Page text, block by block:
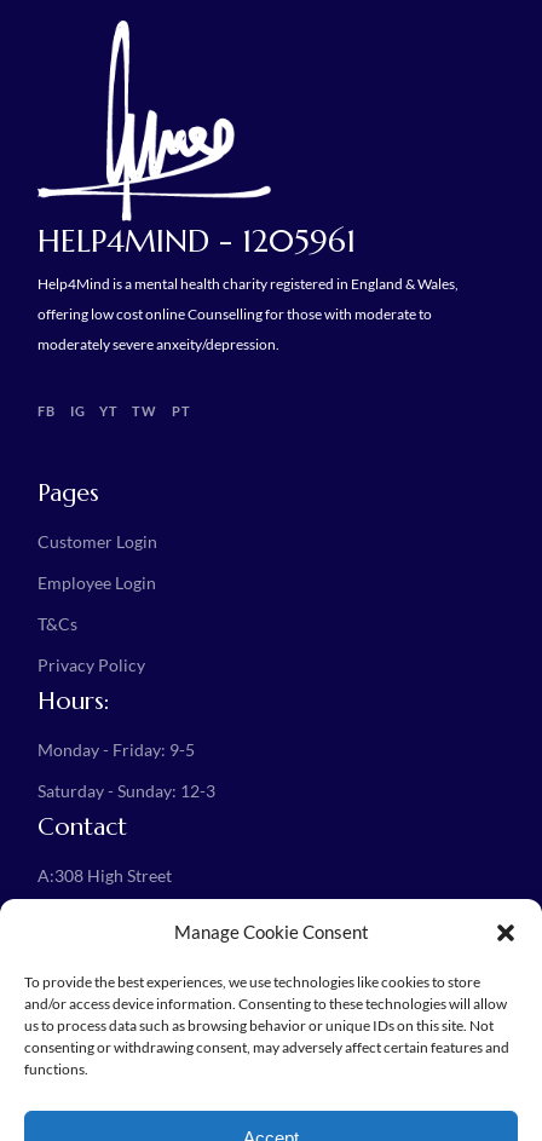
Manage Cookie Consent
To provide the best experiences, we use technologies like cookies to store
and/or access device information. Consenting to these technologies will allow
us to process data such as browsing behavior or unique IDs on this site. Not
consenting or withdrawing consent, may adversely affect certain features and
functions.
HELP4MIND - 1205961
Help4Mind is a mental health charity registered in England & Wales,
offering low cost online Counselling for those with moderate to
moderately severe anxeity/depression.
FB IG YT TW PT
Pages
Customer Login
Employee Login
T&Cs
Privacy Policy
Hours:
Monday - Friday: 9-5
Saturday - Sunday: 12-3
Contact
A:308 High Street
© 2024 Help4Mind, All Rights Reserved